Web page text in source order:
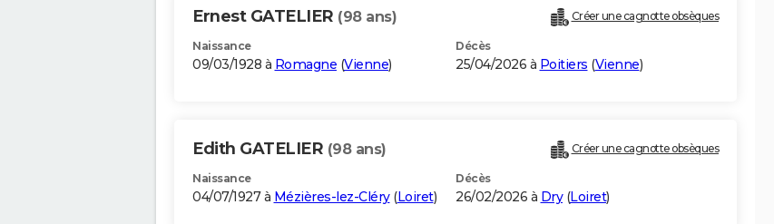
Ernest GATELIER (98 ans) Créer une cagnotte obsèques
Naissance
09/03/1928 à Romagne (Vienne)
Décès
25/04/2026 à Poitiers (Vienne)
Edith GATELIER (98 ans) Créer une cagnotte obsèques
Naissance
04/07/1927 à Mézières-lez-Cléry(Loiret)
Décès
26/02/2026 à Dry(Loiret)